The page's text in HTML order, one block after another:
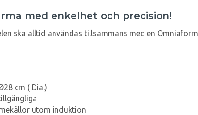
med enkelhet och precision!
ska alltid användas tillsammans med en
cm ( Dia.)
utom induktion